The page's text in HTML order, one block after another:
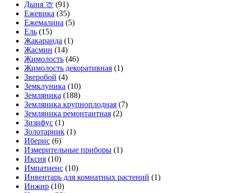
Дыня 🍈 (91)
Ежевика (35)
Ежемалина (5)
Ель (15)
Жакаранда (1)
Жасмин (14)
Жимолость (46)
Жимолость декоративная (1)
Зверобой (4)
Земклуника (10)
Земляника (188)
Земляника крупноплодная (7)
Земляника ремонтантная (2)
Зизифус (1)
Золотарник (1)
Иберис (6)
Измерительные приборы (1)
Иксия (10)
Импатиенс (10)
Инвентарь для комнатных растений (1)
Инжир (10)